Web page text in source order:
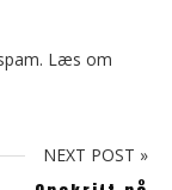
Læs om
NEXT POST »